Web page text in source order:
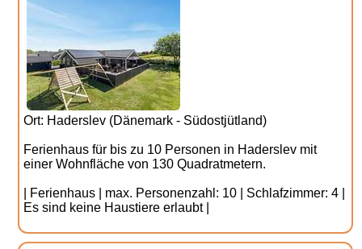
Ort: Haderslev (Dänemark - Südostjütland)
Ferienhaus für bis zu 10 Personen in Haderslev mit
einer Wohnfläche von 130 Quadratmetern.
| Ferienhaus | max. Personenzahl: 10 | Schlafzimmer: 4 |
Es sind keine Haustiere erlaubt |